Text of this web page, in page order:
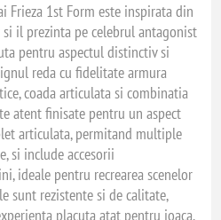
Frieza 1st Form este inspirata din
il prezinta pe celebrul antagonist
pentru aspectul distinctiv si
reda cu fidelitate armura
coada articulata si combinatia
atent finisate pentru un aspect
articulata, permitand multiple
si include accesorii
ideale pentru recrearea scenelor
sunt rezistente si de calitate,
placuta atat pentru joaca,